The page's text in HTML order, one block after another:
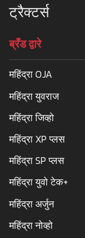
ट्रैक्टर्स
ब्रँड द्वारे
महिंद्रा OJA
महिंद्रा युवराज
महिंद्रा जिव्हो
महिंद्रा XP प्लस
महिंद्रा SP प्लस
महिंद्रा युवो टेक+
महिंद्रा अर्जुन
महिंद्रा नोव्हो